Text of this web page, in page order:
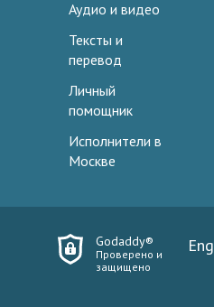
Аудио и видео
Тексты и
перевод
Личный
помощник
Исполнители в
Москве
Godaddy®
Проверено и
защищено
Eng